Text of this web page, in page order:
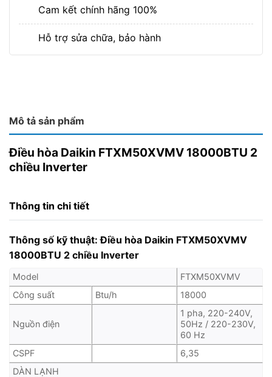
Cam kết chính hãng 100%
Hỗ trợ sửa chữa, bảo hành
Mô tả sản phẩm
Điều hòa Daikin FTXM50XVMV 18000BTU 2
chiều Inverter
Thông tin chi tiết
Thông số kỹ thuật: Điều hòa Daikin FTXM50XVMV
18000BTU 2 chiều Inverter
Model
FTXM50XVMV
Công suất
Btu/h 18000
Nguồn điện
1 pha, 220-240V,
50Hz / 220-230V,
60 Hz
CSPF
6,35
DÀN LẠNH